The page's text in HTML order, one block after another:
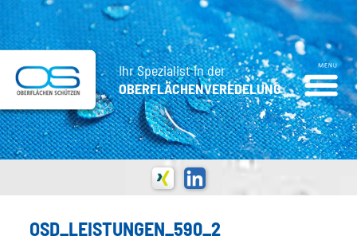
Ihr Spezialist in der
OBERFLÄCHENVEREDELUNG
OSD_LEISTUNGEN_590_2